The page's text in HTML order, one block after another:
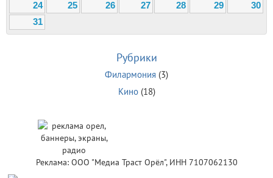
24
25 26 27 28 29
30
31
Рубрики
Филармония (3)
Кино(18)
Реклама: ООО "Медиа Траст Орёл", ИНН 7107062130